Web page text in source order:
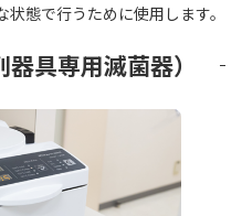
態で行うために使用します。
具専用滅菌器）